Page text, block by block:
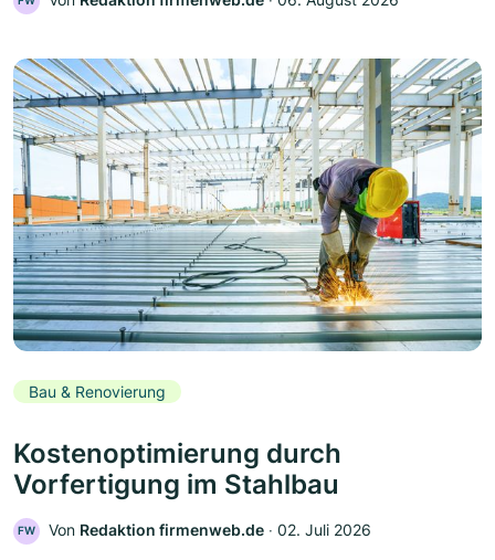
Bau & Renovierung
Kostenoptimierung durch
Vorfertigung im Stahlbau
FW Von Redaktion firmenweb.de ‧ 02. Juli 2026